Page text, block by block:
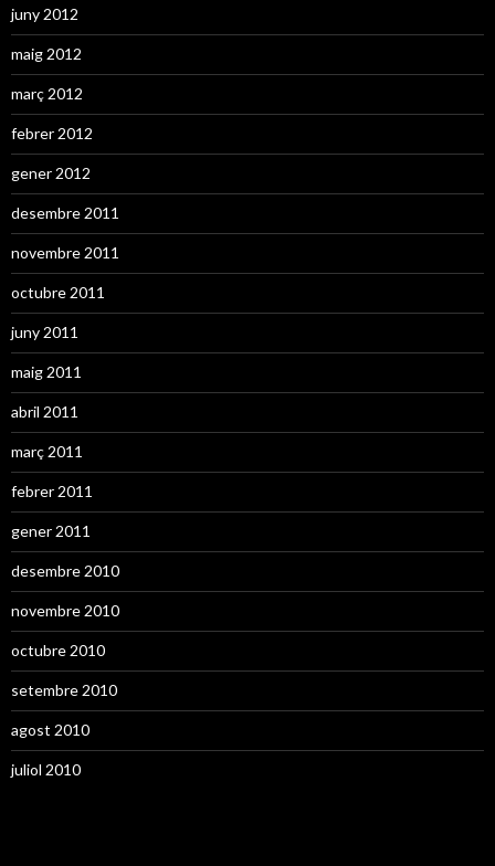
juny 2012
maig 2012
març 2012
febrer 2012
gener 2012
desembre 2011
novembre 2011
octubre 2011
juny 2011
maig 2011
abril 2011
març 2011
febrer 2011
gener 2011
desembre 2010
novembre 2010
octubre 2010
setembre 2010
agost 2010
juliol 2010